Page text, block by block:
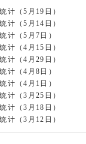
计（5月19日）
计（5月14日）
计（5月7日）
计（4月15日）
计（4月29日）
计（4月8日）
计（4月1日）
计（3月25日）
计（3月18日）
计（3月12日）